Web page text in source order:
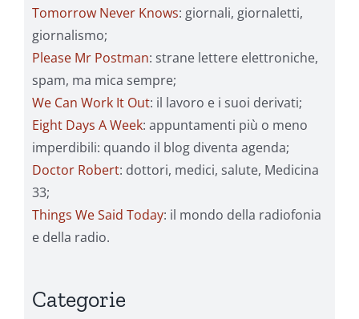
Tomorrow Never Knows: giornali, giornaletti,
giornalismo;
Please Mr Postman: strane lettere elettroniche,
spam, ma mica sempre;
We Can Work It Out: il lavoro e i suoi derivati;
Eight Days A Week: appuntamenti più o meno
imperdibili: quando il blog diventa agenda;
Doctor Robert: dottori, medici, salute, Medicina
33;
Things We Said Today: il mondo della radiofonia
e della radio.
Categorie